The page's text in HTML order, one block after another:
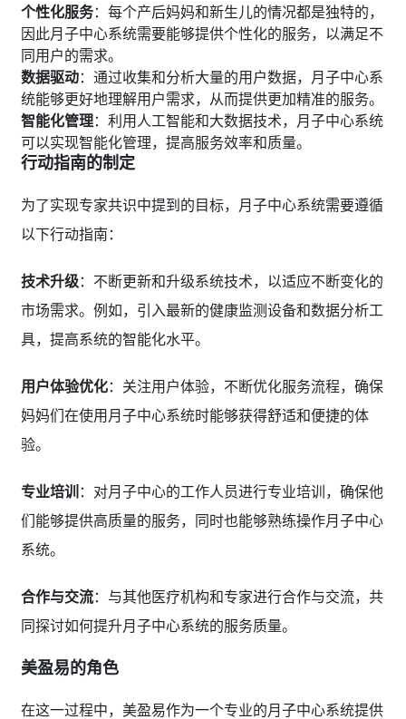
个性化服务：每个产后妈妈和新生儿的情况都是独特的，
因此月子中心系统需要能够提供个性化的服务，以满足不
同用户的需求。
数据驱动：通过收集和分析大量的用户数据，月子中心系
统能够更好地理解用户需求，从而提供更加精准的服务。
智能化管理：利用人工智能和大数据技术，月子中心系统
可以实现智能化管理，提高服务效率和质量。
行动指南的制定
为了实现专家共识中提到的目标，月子中心系统需要遵循
以下行动指南：
技术升级：不断更新和升级系统技术，以适应不断变化的
市场需求。例如，引入最新的健康监测设备和数据分析工
具，提高系统的智能化水平。
用户体验优化：关注用户体验，不断优化服务流程，确保
妈妈们在使用月子中心系统时能够获得舒适和便捷的体
验。
专业培训 ：对月子中心的工作人员进行专业培训，确保他
们能够提供高质量的服务，同时也能够熟练操作月子中心
系统。
合作与交流：与其他医疗机构和专家进行合作与交流，共
同探讨如何提升月子中心系统的服务质量。
美盈易的角色
在这一过程中，美盈易作为一个专业的月子中心系统提供